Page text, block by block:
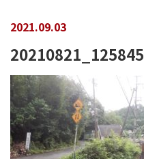
2021.09.03
20210821_125845